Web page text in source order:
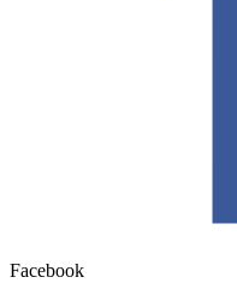
Facebook